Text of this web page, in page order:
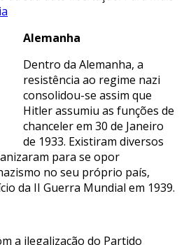
Alemanha
Dentro da Alemanha, a
resistência ao regime nazi
consolidou-se assim que
Hitler assumiu as funções de
chanceler em 30 de Janeiro
de 1933. Existiram diversos
para se opor
no seu próprio país,
da II Guerra Mundial em 1939.
a ilegalização do Partido